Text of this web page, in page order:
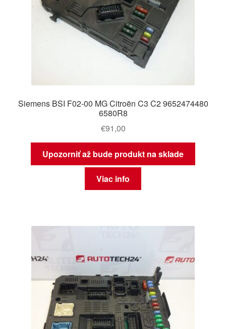
Siemens BSI F02-00 MG Citroën C3 C2 9652474480
6580R8
€91,00
Upozorniť až bude produkt na sklade
Viac info